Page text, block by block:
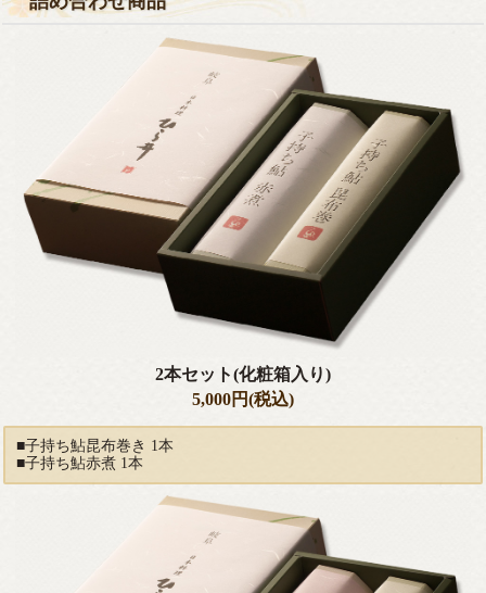
2本セット(化粧箱入り)
5,000円(税込)
■子持ち鮎昆布巻き 1本
■子持ち鮎赤煮 1本